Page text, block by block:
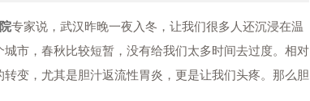
专家说，武汉昨晚一夜入冬，让我们很多人还沉浸在温
市，春秋比较短暂，没有给我们太多时间去过度。相对
变，尤其是胆汁返流性胃炎，更是让我们头疼。那么胆